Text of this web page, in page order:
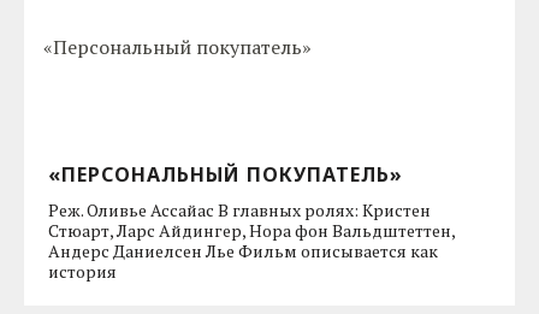
«ПЕРСОНАЛЬНЫЙ ПОКУПАТЕЛЬ»
Реж. Оливье Ассайас В главных ролях: Кристен
Стюарт, Ларс Айдингер, Нора фон Вальдштеттен,
Андерс Даниелсен Лье Фильм описывается как
история